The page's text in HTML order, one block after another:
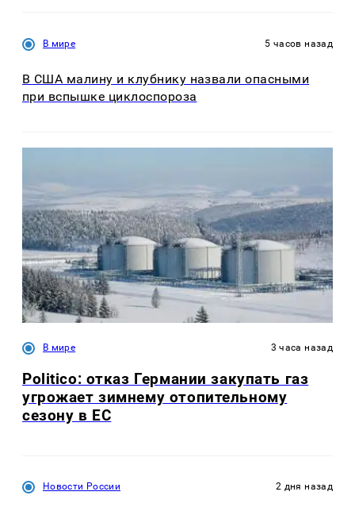
В мире 5 часов назад
В США малину и клубнику назвали опасными
при вспышке циклоспороза
В мире 3 часа назад
Politico: отказ Германии закупать газ
угрожает зимнему отопительному
сезону в ЕС
Новости России 2 дня назад